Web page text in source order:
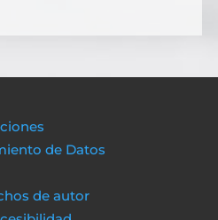
de Datos
de autor